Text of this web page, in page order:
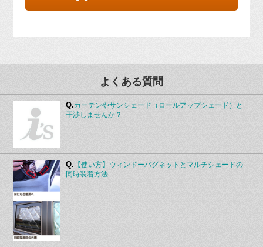
よくある質問
Q.カーテンやサンシェード（ロールアップシェード）と
干渉しませんか？
Q. 【使い方】ウィンドーバグネットとマルチシェードの
同時装着方法